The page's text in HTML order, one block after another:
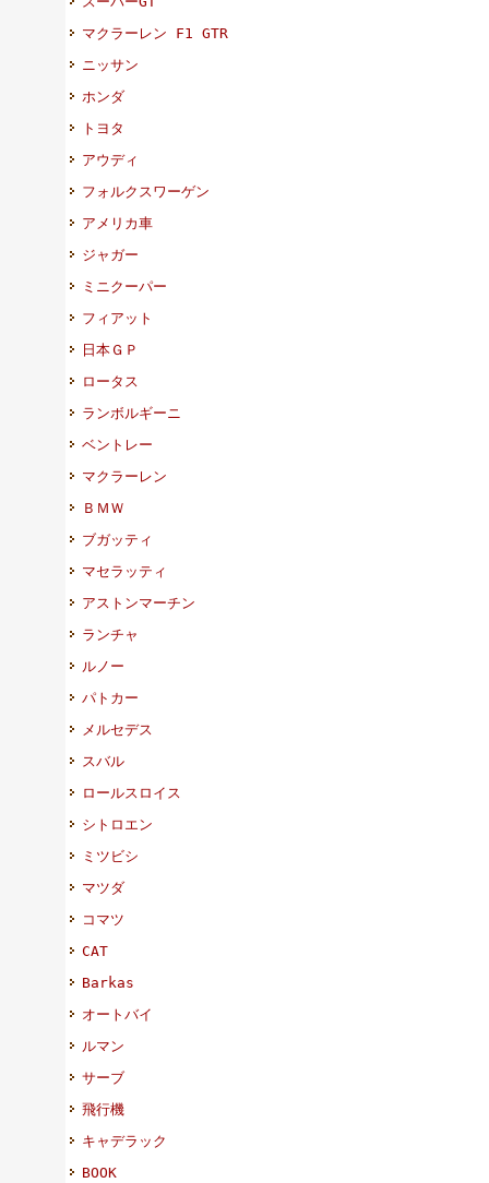
マクラーレン F1 GTR
ニッサン
ホンダ
トヨタ
アウディ
フォルクスワーゲン
アメリカ車
ジャガー
ミニクーパー
フィアット
日本ＧＰ
ロータス
ランボルギーニ
ベントレー
マクラーレン
ＢＭＷ
ブガッティ
マセラッティ
アストンマーチン
ランチャ
ルノー
パトカー
メルセデス
スバル
ロールスロイス
シトロエン
ミツビシ
マツダ
コマツ
CAT
Barkas
オートバイ
ルマン
サーブ
飛行機
キャデラック
BOOK